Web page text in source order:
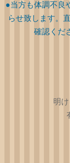
●当方も体調不良
らせ致します。
確認くだ
明